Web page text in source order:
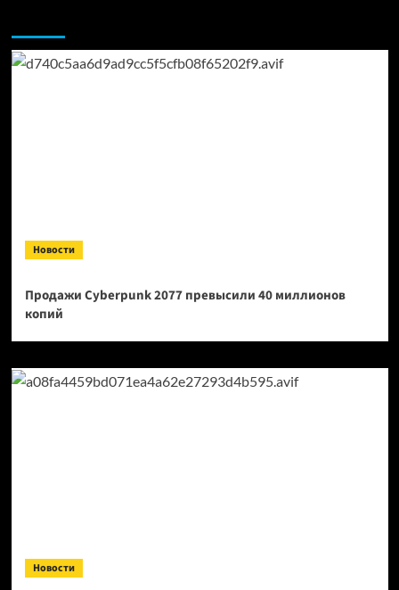
Новости
Продажи Cyberpunk 2077 превысили 40 миллионов
копий
Новости